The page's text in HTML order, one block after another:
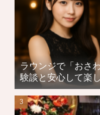
ラウンジで「おさ
験談と安心して楽